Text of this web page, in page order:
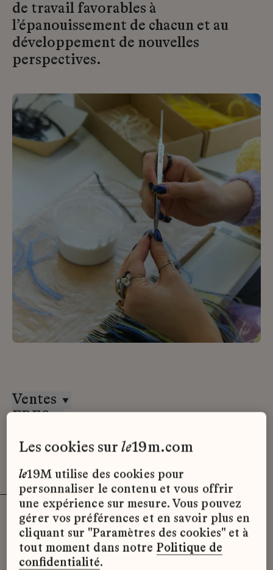
de travail favorables à
l’épanouissement de chacun et au
développement de nouvelles
perspectives.
Ventes
ERES
Désolé, il semble qu’il n’y ait pas
d’offres d’emploi disponibles pour le
moment.
les cookies surle19m.com
le19M utilise des cookies pour
personnaliser le contenu et vous offrir
une expérience sur mesure. Vous pouvez
gérer vos préférences et en savoir plus en
cliquant sur "Paramètres des cookies" et à
tout moment dans notre Politique de
confidentialité.